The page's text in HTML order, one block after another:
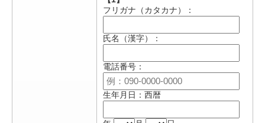
フリガナ（カタカナ）：
氏名（漢字）：
電話番号：
生年月日：西暦